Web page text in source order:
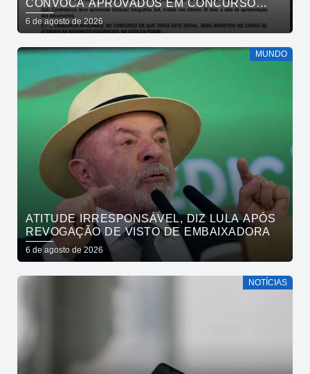
CONVOCA APROVADOS EM CONCURSO
PÚBLICO DA SAÚDE PARA APRESENTAÇÃO
DE DOCUMENTOS
6 de agosto de 2026
MUNDO
ATITUDE IRRESPONSÁVEL, DIZ LULA APÓS
REVOGAÇÃO DE VISTO DE EMBAIXADORA
6 de agosto de 2026
NOTÍCIAS